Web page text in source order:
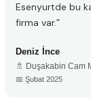
Esenyurtde bu
firma var.”
Deniz İnce
🚿 Duşakabin Cam
📅 Şubat 2025